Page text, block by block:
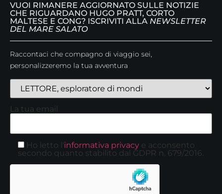
VUOI RIMANERE AGGIORNATO SULLE NOTIZIE
CHE RIGUARDANO HUGO PRATT, CORTO
MALTESE E CONG? ISCRIVITI ALLA NEWSLETTER
DEL MARE SALATO
Raccontaci che compagno di viaggio sei,
personalizzeremo la tua avventura
La tua email
Ho letto l'informativa privacy e acconsento
secondo quanto stabilito dal GDPR n. 679/2016.